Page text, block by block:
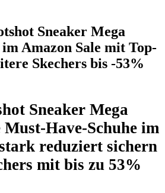
Sneaker Mega
Amazon Sale mit Top-
Skechers bis -53%
Sneaker Mega
Must-Have-Schuhe im
reduziert sichern
mit bis zu 53%